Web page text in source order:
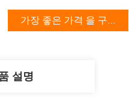
가장 좋은 가격 을 구하라
설명